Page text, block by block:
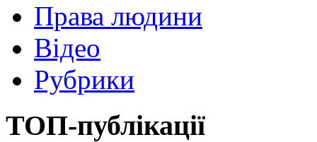
Права людини
Відео
Рубрики
ТОП-публікації